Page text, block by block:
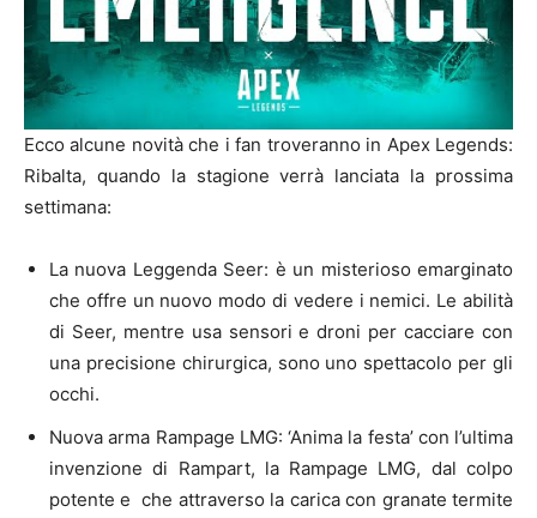
Ecco alcune novità che i fan troveranno in Apex Legends:
Ribalta, quando la stagione verrà lanciata la prossima
settimana:
La nuova Leggenda Seer: è un misterioso emarginato
che offre un nuovo modo di vedere i nemici. Le abilità
di Seer, mentre usa sensori e droni per cacciare con
una precisione chirurgica, sono uno spettacolo per gli
occhi.
Nuova arma Rampage LMG: ‘Anima la festa’ con l’ultima
invenzione di Rampart, la Rampage LMG, dal colpo
potente e che attraverso la carica con granate termite